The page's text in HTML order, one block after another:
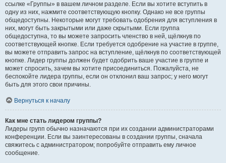
ссылке «Группы» в вашем личном разделе. Если вы хотите вступить в
одну из них, нажмите соответствующую кнопку. Однако не все группы
общедоступны. Некоторые могут требовать одобрения для вступления в
них, могут быть закрытыми или даже скрытыми. Если группа
общедоступна, то вы можете запросить членство в ней, щёлкнув по
соответствующей кнопке. Если требуется одобрение на участие в группе,
вы можете отправить запрос на вступление, щёлкнув по соответствующей
кнопке. Лидер группы должен будет одобрить ваше участие в группе и
может спросить, зачем вы хотите присоединиться. Пожалуйста, не
беспокойте лидера группы, если он отклонил ваш запрос; у него могут
быть для этого свои причины.
Вернуться к началу
Как мне стать лидером группы?
Лидеры групп обычно назначаются при их создании администраторами
конференции. Если вы заинтересованы в создании группы, сначала
свяжитесь с администратором; попробуйте отправить ему личное
сообщение.